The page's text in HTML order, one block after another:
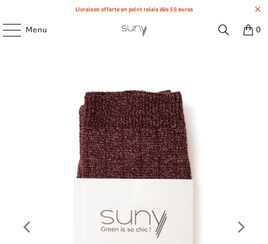
Livraison offerte en point relais dès 55 euros
Menu 0